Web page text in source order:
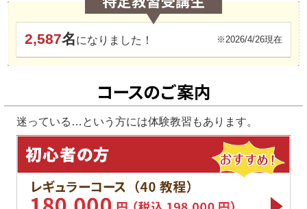
2,587名になりました！ ※2026/4/26現在
迷っている…という方には体験教習もあります。